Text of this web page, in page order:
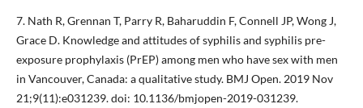
7. Nath R, Grennan T, Parry R, Baharuddin F, Connell JP, Wong J,
Grace D. Knowledge and attitudes of syphilis and syphilis pre-
exposure prophylaxis (PrEP) among men who have sex with men
in Vancouver, Canada: a qualitative study. BMJ Open. 2019 Nov
21;9(11):e031239. doi: 10.1136/bmjopen-2019-031239.